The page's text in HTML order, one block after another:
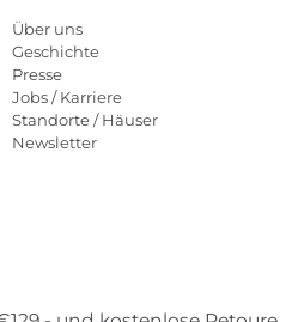
Über uns
Geschichte
Presse
Jobs / Karriere
Standorte / Häuser
Newsletter